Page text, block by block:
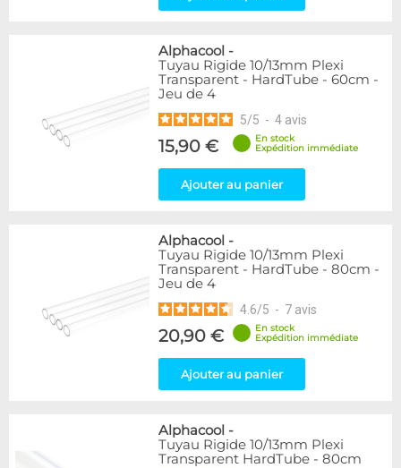
Alphacool -
Tuyau Rigide 10/13mm Plexi
Transparent - HardTube - 60cm -
Jeu de 4
5/5 - 4 avis
15,90 €
En stock
Expédition immédiate
Ajouter au panier
Alphacool -
Tuyau Rigide 10/13mm Plexi
Transparent - HardTube - 80cm -
Jeu de 4
4.6/5 - 7 avis
20,90 €
En stock
Expédition immédiate
Ajouter au panier
Alphacool -
Tuyau Rigide 10/13mm Plexi
Transparent HardTube - 80cm